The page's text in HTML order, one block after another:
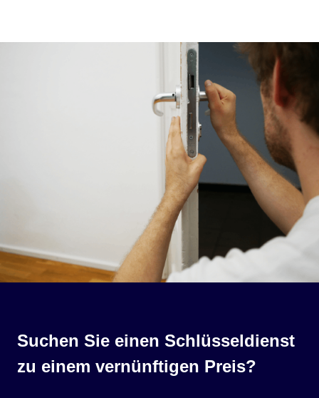
Suchen Sie einen Schlüsseldienst
zu einem vernünftigen Preis?